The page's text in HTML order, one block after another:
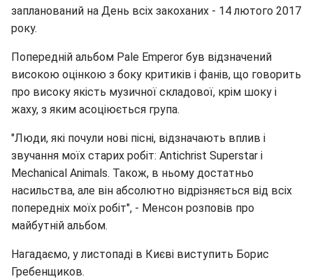
запланований на День всіх закоханих - 14 лютого 2017
року.
Попередній альбом Pale Emperor був відзначений
високою оцінкою з боку критиків і фанів, що говорить
про високу якість музичної складової, крім шоку і
жаху, з яким асоціюється група.
"Люди, які почули нові пісні, відзначають вплив і
звучання моїх старих робіт: Antichrist Superstar і
Mechanical Animals. Також, в ньому достатньо
насильства, але він абсолютно відрізняється від всіх
попередніх моїх робіт", - Менсон розповів про
майбутній альбом.
Нагадаємо, у листопаді в Києві виступить Борис
Гребенщиков.